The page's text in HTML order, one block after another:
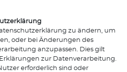
zu ändern, um
oder bei Änderungen des
anzupassen. Dies gilt
zur Datenverarbeitung.
erforderlich sind oder